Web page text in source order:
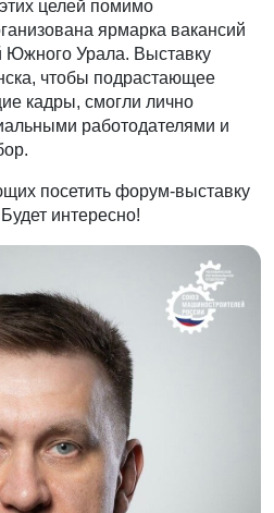
целей помимо
ярмарка вакансий
Южного Урала. Выставку
чтобы подрастающее
кадры, смогли лично
работодателями и
посетить форум-выставку
интересно!